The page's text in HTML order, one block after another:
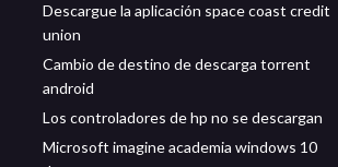
Descargue la aplicación space coast credit
union
Cambio de destino de descarga torrent
android
Los controladores de hp no se descargan
Microsoft imagine academia windows 10